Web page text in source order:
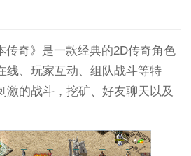
传奇》是一款经典的2D传奇角色
线、玩家互动、组队战斗等特
激的战斗，挖矿、好友聊天以及